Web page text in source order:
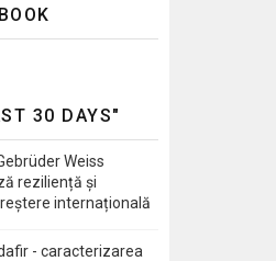
30 DAYS"
Weiss
reziliență și
internațională
- caracterizarea